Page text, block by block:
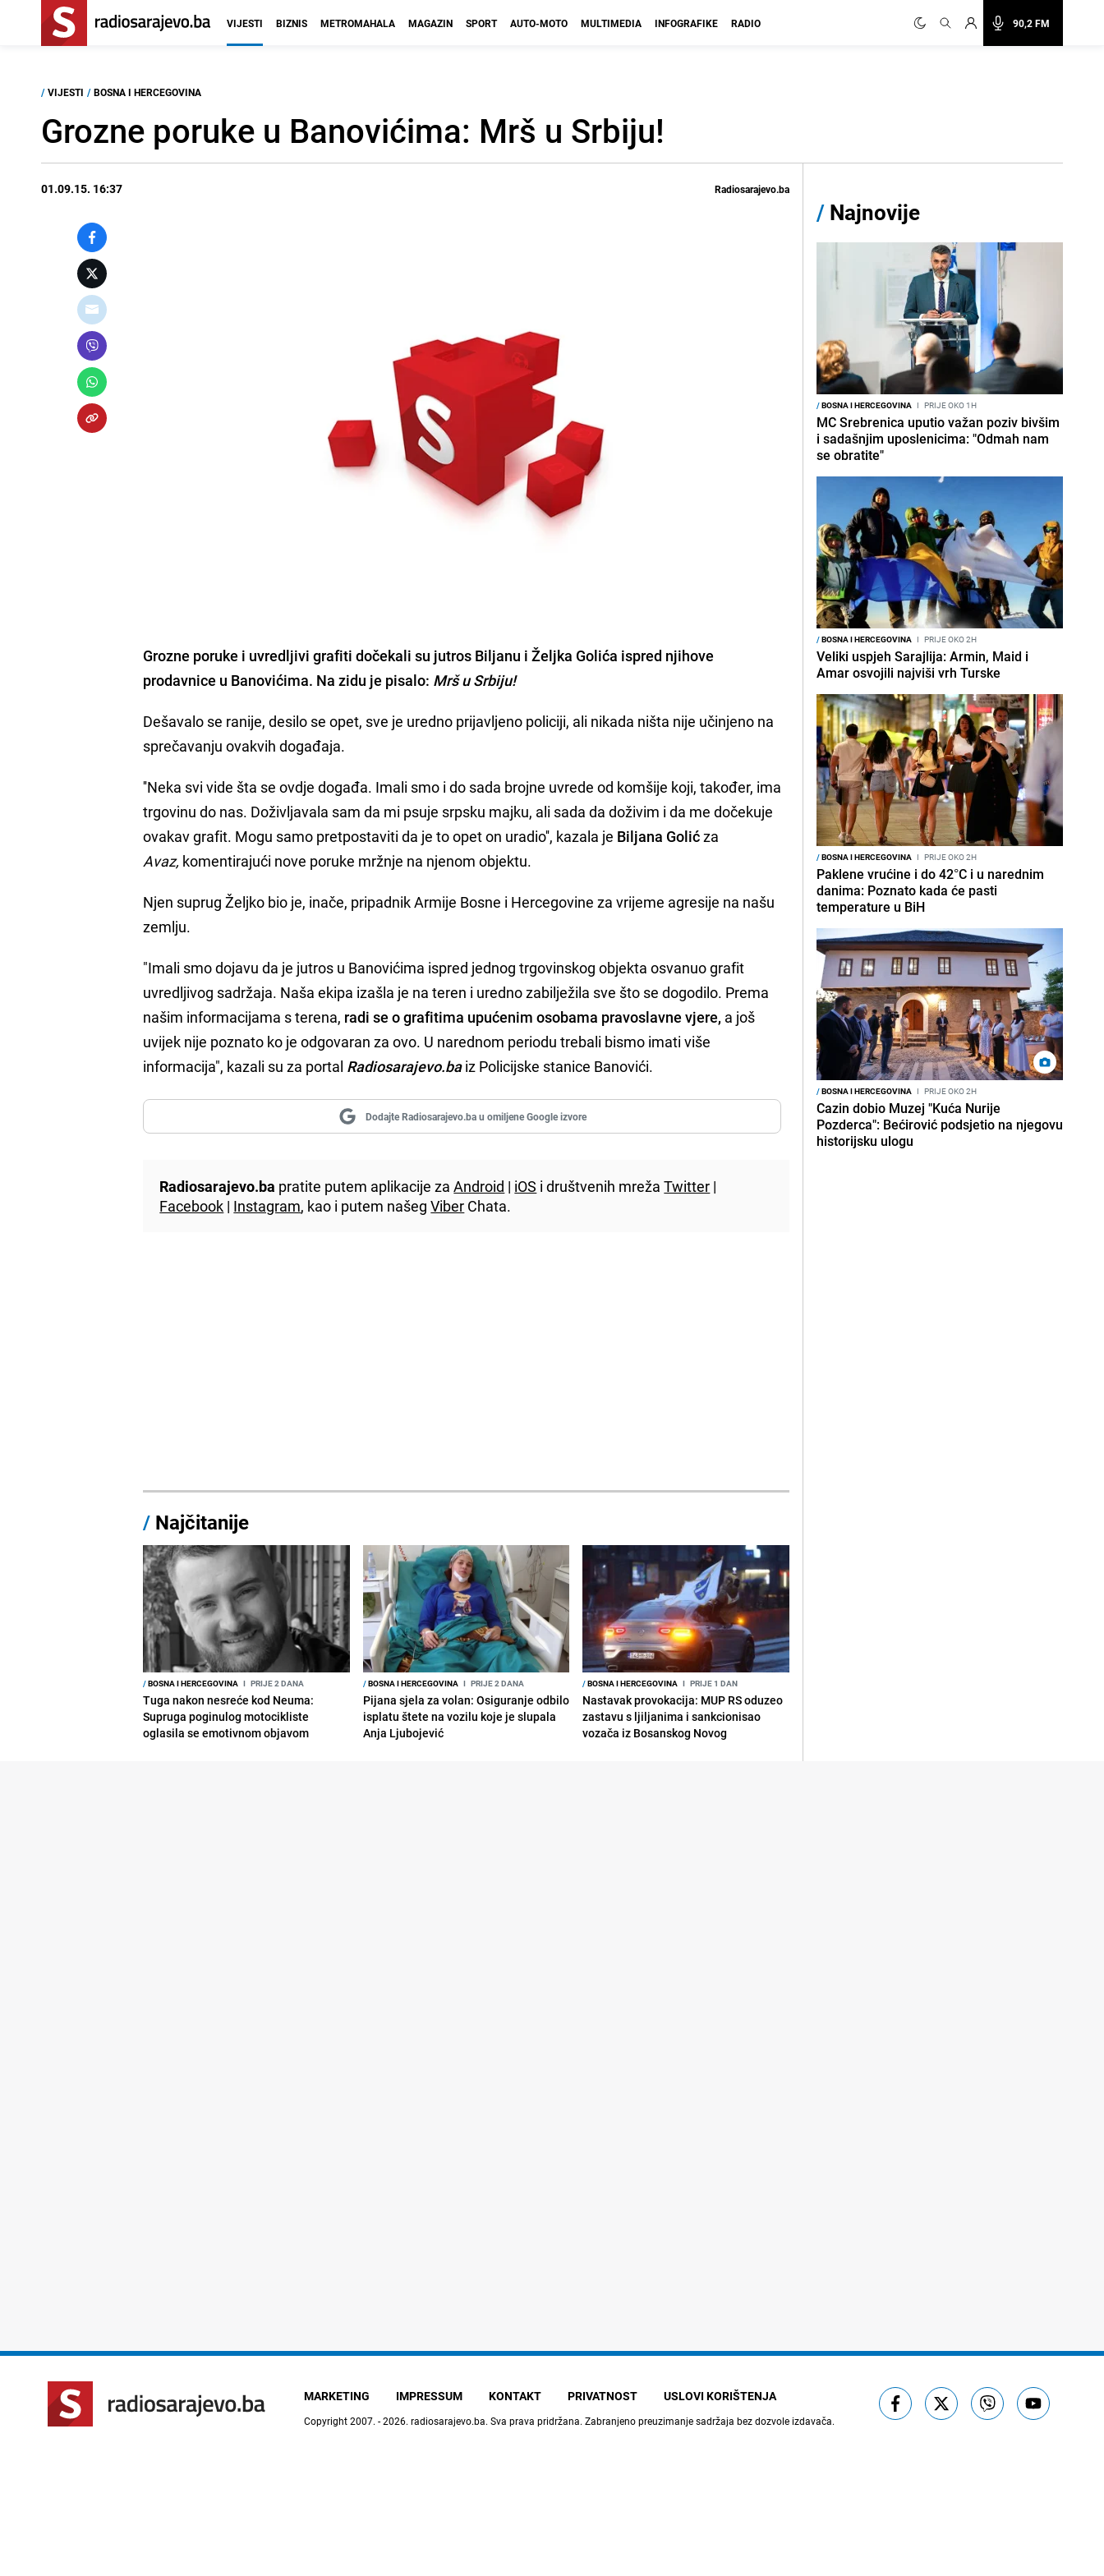
90,2 FM
VIJESTI BIZNIS METROMAHALA MAGAZIN SPORT AUTO-MOTO MULTIMEDIA INFOGRAFIKE RADIO
/ VIJESTI / BOSNA I HERCEGOVINA
Grozne poruke u Banovićima: Mrš u Srbiju!
01.09.15. 16:37 Radiosarajevo.ba
Grozne poruke i uvredljivi grafiti dočekali su jutros Biljanu i Željka Golića ispred njihove
prodavnice u Banovićima. Na zidu je pisalo: Mrš u Srbiju!
Dešavalo se ranije, desilo se opet, sve je uredno prijavljeno policiji, ali nikada ništa nije učinjeno na
sprečavanju ovakvih događaja.
''Neka svi vide šta se ovdje događa. Imali smo i do sada brojne uvrede od komšije koji, također, ima
trgovinu do nas. Doživljavala sam da mi psuje srpsku majku, ali sada da doživim i da me dočekuje
ovakav grafit. Mogu samo pretpostaviti da je to opet on uradio'', kazala je Biljana Golićza
Avaz, komentirajući nove poruke mržnje na njenom objektu.
Njen suprug Željko bio je, inače, pripadnik Armije Bosne i Hercegovine za vrijeme agresije na našu
zemlju.
"Imali smo dojavu da je jutros u Banovićima ispred jednog trgovinskog objekta osvanuo grafit
uvredljivog sadržaja. Naša ekipa izašla je na teren i uredno zabilježila sve što se dogodilo. Prema
našim informacijama s terena, radi se o grafitima upućenim osobama pravoslavne vjere, a još
uvijek nije poznato ko je odgovaran za ovo. U narednom periodu trebali bismo imati više
informacija", kazali su za portal Radiosarajevo.baiz Policijske stanice Banovići.
Dodajte Radiosarajevo.ba u omiljene Google izvore
Radiosarajevo.ba pratite putem aplikacije zaAndroid | iOS i društvenih mrežaTwitter |
Facebook | Instagram, kao i putem našegViber Chata.
/ Najčitanije
/BOSNA I HERCEGOVINA I PRIJE 2 DANA
Tuga nakon nesreće kod Neuma:
Supruga poginulog motocikliste
oglasila se emotivnom objavom
/BOSNA I HERCEGOVINA I PRIJE 2 DANA
Pijana sjela za volan: Osiguranje odbilo
isplatu štete na vozilu koje je slupala
Anja Ljubojević
/BOSNA I HERCEGOVINA I PRIJE 1 DAN
Nastavak provokacija: MUP RS oduzeo
zastavu s ljiljanima i sankcionisao
vozača iz Bosanskog Novog
/ Najnovije
/BOSNA I HERCEGOVINA I PRIJE OKO 1H
MC Srebrenica uputio važan poziv bivšim
i sadašnjim uposlenicima: "Odmah nam
se obratite"
/BOSNA I HERCEGOVINA I PRIJE OKO 2H
Veliki uspjeh Sarajlija: Armin, Maid i
Amar osvojili najviši vrh Turske
/BOSNA I HERCEGOVINA I PRIJE OKO 2H
Paklene vrućine i do 42°C i u narednim
danima: Poznato kada će pasti
temperature u BiH
/BOSNA I HERCEGOVINA I PRIJE OKO 2H
Cazin dobio Muzej "Kuća Nurije
Pozderca": Bećirović podsjetio na njegovu
historijsku ulogu
MARKETING IMPRESSUM KONTAKT PRIVATNOST USLOVI KORIŠTENJA
Copyright 2007. - 2026. radiosarajevo.ba. Sva prava pridržana. Zabranjeno preuzimanje sadržaja bez dozvole izdavača.